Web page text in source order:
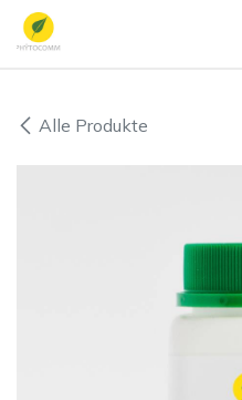
Zum Inhalt springen
Alle Produkte